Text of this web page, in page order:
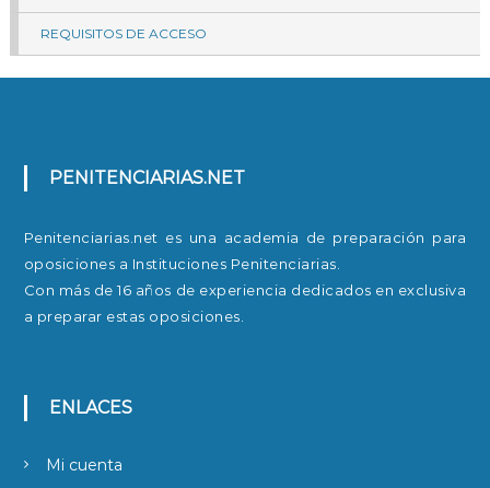
REQUISITOS DE ACCESO
PENITENCIARIAS.NET
Penitenciarias.net es una academia de preparación para
oposiciones a Instituciones Penitenciarias.
Con más de 16 años de experiencia dedicados en exclusiva
a preparar estas oposiciones.
ENLACES
Mi cuenta